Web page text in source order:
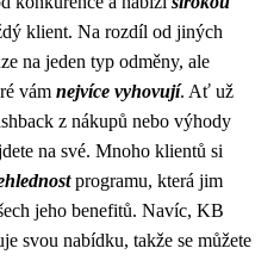
klient. Na rozdíl od jiných
na jeden typ odměny, ale
vám nejvíce vyhovují. Ať už
z nákupů nebo výhody
na své. Mnoho klientů si
programu, která jim
jeho benefitů. Navíc, KB
svou nabídku, takže se můžete